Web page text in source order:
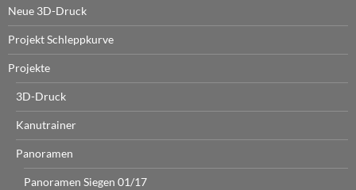
Neue 3D-Druck
Projekt Schleppkurve
Projekte
3D-Druck
Kanutrainer
Panoramen
Panoramen Siegen 01/17